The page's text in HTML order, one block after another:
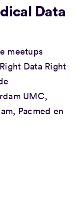
Data
meetups
Data Right
UMC,
Pacmed en